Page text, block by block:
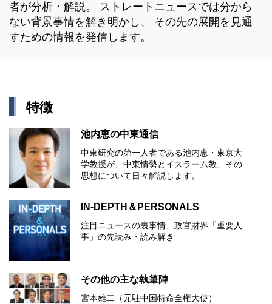
者が分析・解説。 ストレートニュースでは分から
ない背景事情を解き明かし、 その先の展開を見通
すための情報を発信します。
特徴
池内恵の中東通信
中東研究の第⼀⼈者である池内恵・東京⼤
学教授が、中東情勢とイスラーム教、その
思想について⽇々解説します。
IN-DEPTH＆PERSONALS
注目ニュースの裏事情、政官財界「重要人
事」の先読み・読み解き
その他の主な執筆陣
宮本雄二（元駐中国特命全権大使）